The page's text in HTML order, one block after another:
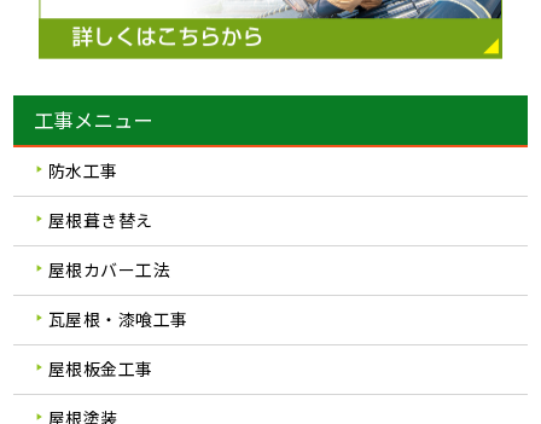
工事メニュー
防水工事
屋根葺き替え
屋根カバー工法
瓦屋根・漆喰工事
屋根板金工事
屋根塗装